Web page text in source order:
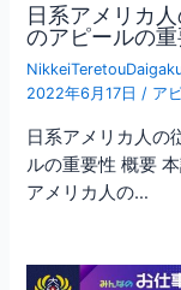
日系アメリカ
のアピールの
2022年6月17日 / ア
日系アメリカ人の
ルの重要性 概要
アメリカ人の…